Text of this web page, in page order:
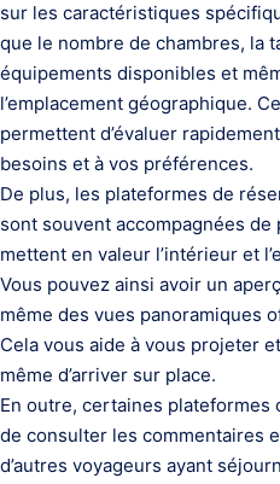
sur les caractéristiques
que le nombre de chambres, la
équipements disponibles et
l’emplacement géographique.
permettent d’évaluer
besoins et à vos préférences.
De plus, les plateformes de
sont souvent accompagnées
mettent en valeur l’intérieur et
Vous pouvez ainsi avoir un
même des vues panoramiques
Cela vous aide à vous projeter
même d’arriver sur place.
En outre, certaines
de consulter les commentaires
d’autres voyageurs ayant